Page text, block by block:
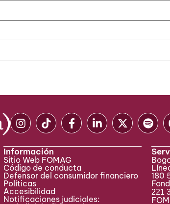
Información
Sitio Web FOMAG
Código de conducta
Defensor del consumidor financiero
Políticas
Accesibilidad
Notificaciones judiciales:
180
221